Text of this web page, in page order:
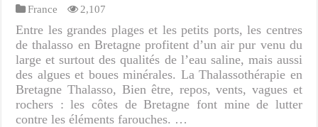
France 2,107
Entre les grandes plages et les petits ports, les centres
de thalasso en Bretagne profitent d’un air pur venu du
large et surtout des qualités de l’eau saline, mais aussi
des algues et boues minérales. La Thalassothérapie en
Bretagne Thalasso, Bien être, repos, vents, vagues et
rochers : les côtes de Bretagne font mine de lutter
contre les éléments farouches. …